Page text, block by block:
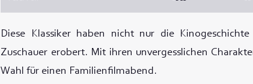
Diese Klassiker haben nicht nur die
Zuschauer erobert. Mit ihren unvergesslichen
Wahl für einen Familienfilmabend.